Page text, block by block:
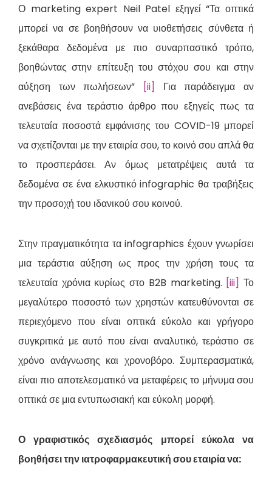
Ο marketing expert Neil Patel εξηγεί “Τα οπτικά
μπορεί να σε βοηθήσουν να υιοθετήσεις σύνθετα ή
ξεκάθαρα δεδομένα με πιο συναρπαστικό τρόπο,
βοηθώντας στην επίτευξη του στόχου σου και στην
αύξηση των πωλήσεων”
[ii]
Για παράδειγμα αν
ανεβάσεις ένα τεράστιο άρθρο που εξηγείς πως τα
τελευταία ποσοστά εμφάνισης του COVID-19 μπορεί
να σχετίζονται με την εταιρία σου, το κοινό σου απλά θα
το προσπεράσει. Αν όμως μετατρέψεις αυτά τα
δεδομένα σε ένα ελκυστικό infographic θα τραβήξεις
την προσοχή του ιδανικού σου κοινού.
Στην πραγματικότητα τα infographics έχουν γνωρίσει
μια τεράστια αύξηση ως προς την χρήση τους τα
τελευταία χρόνια κυρίως στο B2B marketing. [iii] Το
μεγαλύτερο ποσοστό των χρηστών κατευθύνονται σε
περιεχόμενο που είναι οπτικά εύκολο και γρήγορο
συγκριτικά με αυτό που είναι αναλυτικό, τεράστιο σε
χρόνο ανάγνωσης και χρονοβόρο. Συμπερασματικά,
είναι πιο αποτελεσματικό να μεταφέρεις το μήνυμα σου
οπτικά σε μια εντυπωσιακή και εύκολη μορφή.
Ο γραφιστικός σχεδιασμός μπορεί εύκολα να
βοηθήσει την ιατροφαρμακευτική σου εταιρία να: